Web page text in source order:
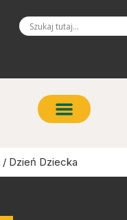
/ Dzień Dziecka